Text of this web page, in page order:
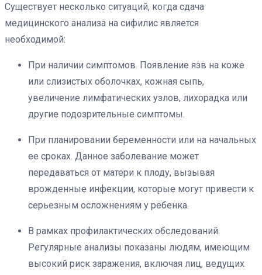
Существует несколько ситуаций, когда сдача
медицинского анализа на сифилис является
необходимой:
При наличии симптомов. Появление язв на коже
или слизистых оболочках, кожная сыпь,
увеличение лимфатических узлов, лихорадка или
другие подозрительные симптомы.
При планировании беременности или на начальных
ее сроках. Данное заболевание может
передаваться от матери к плоду, вызывая
врожденные инфекции, которые могут привести к
серьезным осложнениям у ребенка.
В рамках профилактических обследований.
Регулярные анализы показаны людям, имеющим
высокий риск заражения, включая лиц, ведущих